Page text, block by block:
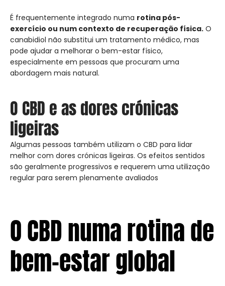
É frequentemente integrado numa rotina pós-
exercício ou num contexto de recuperação física. O
canabidiol não substitui um tratamento médico, mas
pode ajudar a melhorar o bem-estar físico,
especialmente em pessoas que procuram uma
abordagem mais natural.
O CBD e as dores crónicas
ligeiras
Algumas pessoas também utilizam o CBD para lidar
melhor com dores crónicas ligeiras. Os efeitos sentidos
são geralmente progressivos e requerem uma utilização
regular para serem plenamente avaliados
O CBD numa rotina de
bem-estar global